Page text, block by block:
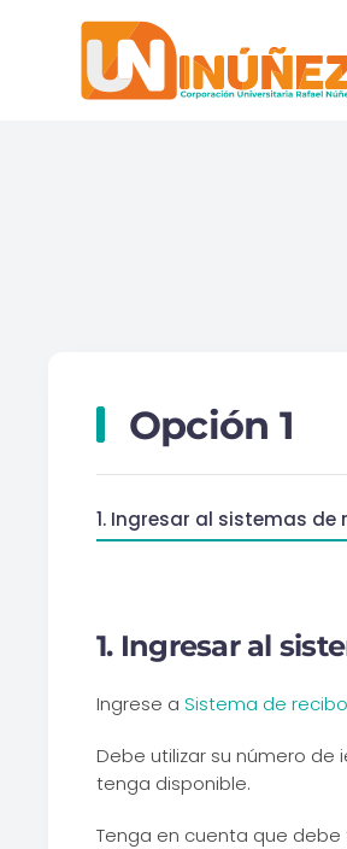
Skip to main content
Opción 1
1. Ingresar al sistemas de
1. Ingresar al
Ingrese a Sistema de
Debe utilizar su número
tenga disponible.
Tenga en cuenta que debe